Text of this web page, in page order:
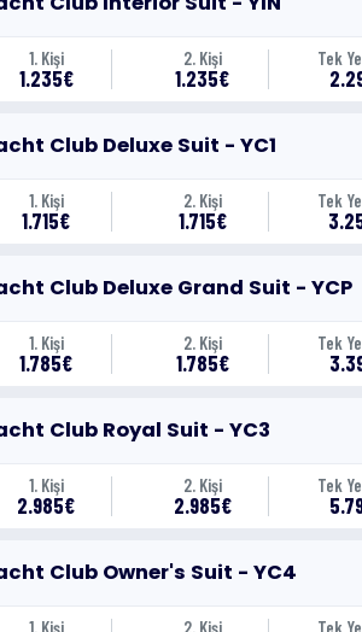
1. Kişi
1.235€
2. Kişi
1.235€
Tek
Club Deluxe Suit - YC1
1. Kişi
1.715€
2. Kişi
1.715€
Tek
Club Deluxe Grand Suit - YCP
1. Kişi
1.785€
2. Kişi
1.785€
Tek
Club Royal Suit - YC3
1. Kişi
2.985€
2. Kişi
2.985€
Tek
Club Owner's Suit - YC4
1. Kişi 2. Kişi Tek